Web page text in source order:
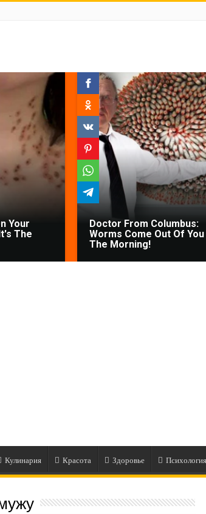
Your
The
Doctor From Columbus:
Worms Come Out Of You
The Morning!
Кулинария Красота Здоровье Психология